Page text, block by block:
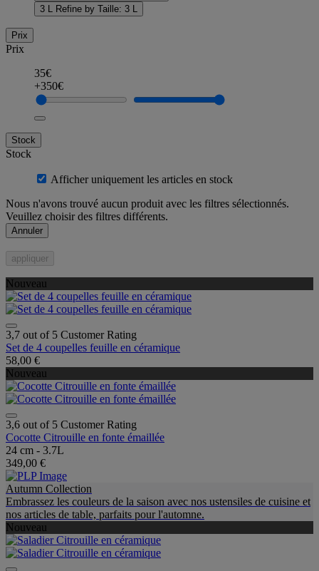
3 L
Refine by Taille: 3 L
Prix
Prix
35€
+350€
Stock
Stock
Afficher uniquement les articles en stock
Nous n'avons trouvé aucun produit avec les filtres sélectionnés.
Veuillez choisir des filtres différents.
Annuler
appliquer
Nouveau
3,7 out of 5 Customer Rating
Set de 4 coupelles feuille en céramique
58,00 €
Nouveau
3,6 out of 5 Customer Rating
Cocotte Citrouille en fonte émaillée
24 cm - 3.7L
349,00 €
Autumn Collection
Embrassez les couleurs de la saison avec nos ustensiles de cuisine et
nos articles de table, parfaits pour l'automne.
Nouveau